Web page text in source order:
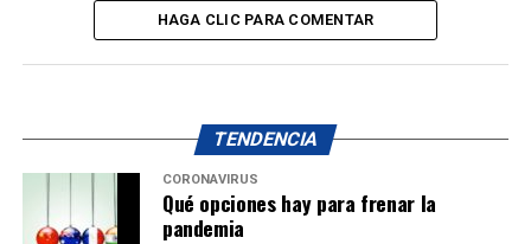
HAGA CLIC PARA COMENTAR
TENDENCIA
CORONAVIRUS
Qué opciones hay para frenar la
pandemia